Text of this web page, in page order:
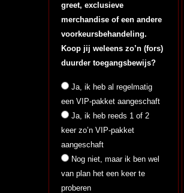
greet, exclusieve
merchandise of een andere
voorkeursbehandeling.
Koop jij weleens zo’n (fors)
duurder toegangsbewijs?
Ja, ik heb al regelmatig
een VIP-pakket aangeschaft
Ja, ik heb reeds 1 of 2
keer zo’n VIP-pakket
aangeschaft
Nog niet, maar ik ben wel
van plan het een keer te
proberen